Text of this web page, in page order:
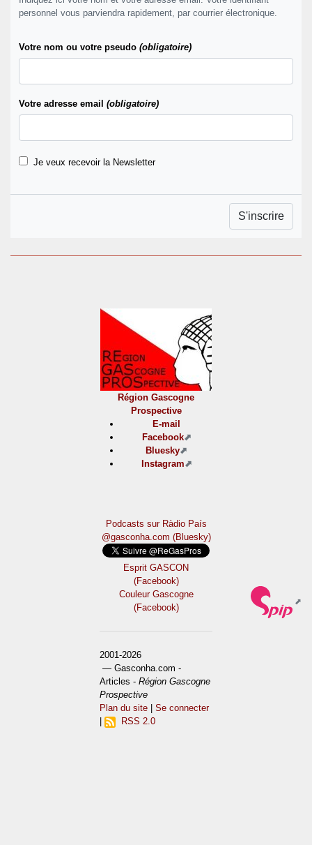
personnel vous parviendra rapidement, par courrier électronique.
Votre nom ou votre pseudo (obligatoire)
Votre adresse email (obligatoire)
Je veux recevoir la Newsletter
Région Gascogne
Prospective
E-mail
Facebook
Bluesky
Instagram
Podcasts sur Ràdio País
@gasconha.com (Bluesky)
Esprit GASCON
(Facebook)
Couleur Gascogne
(Facebook)
2001-2026
— Gasconha.com -
Articles -Région Gascogne
Prospective
Plan du site |Se connecter
|
RSS 2.0